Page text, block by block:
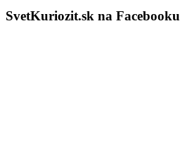
SvetKuriozit.sk na Facebooku